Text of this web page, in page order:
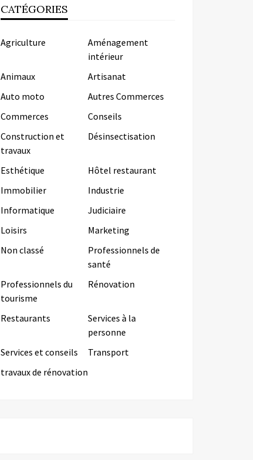
CATÉGORIES
Agriculture
Aménagement
intérieur
Animaux
Artisanat
Auto moto
Autres Commerces
Commerces
Conseils
Construction et
travaux
Désinsectisation
Esthétique
Hôtel restaurant
Immobilier
Industrie
Informatique
Judiciaire
Loisirs
Marketing
Non classé
Professionnels de
santé
Professionnels du
tourisme
Rénovation
Restaurants
Services à la
personne
Services et conseils
Transport
travaux de rénovation